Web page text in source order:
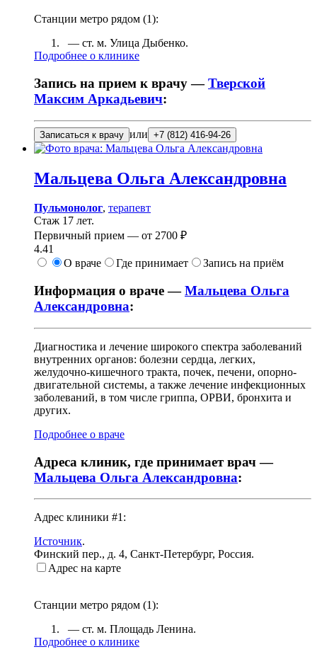
Станции метро рядом (1):
— ст. м. Улица Дыбенко.
Подробнее о клинике
Запись на прием к врачу —Тверской
Максим Аркадьевич:
Записаться к врачу или +7 (812) 416-94-26
Мальцева Ольга Александровна
Пульмонолог, терапевт
Стаж 17 лет.
Первичный прием — от 2700 ₽
4.41
О враче
Где принимает Запись на приём
Информация о враче —Мальцева Ольга
Александровна:
Диагностика и лечение широкого спектра заболеваний
внутренних органов: болезни сердца, легких,
желудочно-кишечного тракта, почек, печени, опорно-
двигательной системы, а также лечение инфекционных
заболеваний, в том числе гриппа, ОРВИ, бронхита и
других.
Подробнее о враче
Адреса клиник, где принимает врач —
Мальцева Ольга Александровна:
Адрес клиники #1:
Источник.
Финский пер., д. 4, Санкт-Петербург, Россия.
Адрес на карте
Станции метро рядом (1):
— ст. м. Площадь Ленина.
Подробнее о клинике